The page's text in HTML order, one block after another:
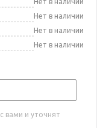
Нет в наличии
Нет в наличии
Нет в наличии
вами и уточнят